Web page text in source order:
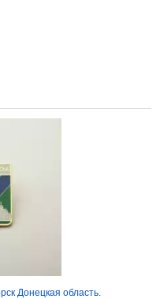
Донецкая область.